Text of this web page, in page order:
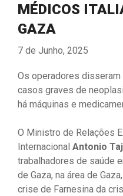
MÉDICOS
GAZA
7 de Junho, 2025
Os operadores
casos graves de
há máquinas e
O Ministro de Relações
Internacional Antonio
trabalhadores de saúde
de Gaza, na área de
crise de Farnesina da